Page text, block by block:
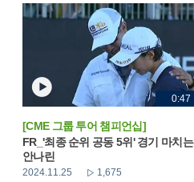
0:47
[CME 그룹 투어 챔피언십]
FR_'최종 순위 공동 5위' 경기 마치는
안나린
2024.11.25 1,675